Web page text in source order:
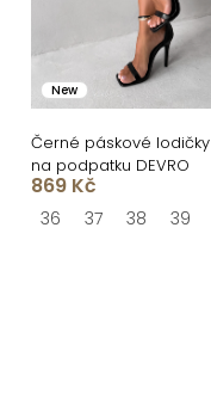
New
Černé páskové lodičky
na podpatku DEVRO
869 Kč
36 37 38 39